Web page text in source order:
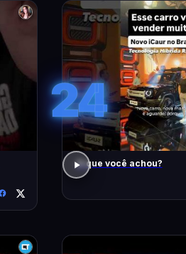
24
O que você achou?